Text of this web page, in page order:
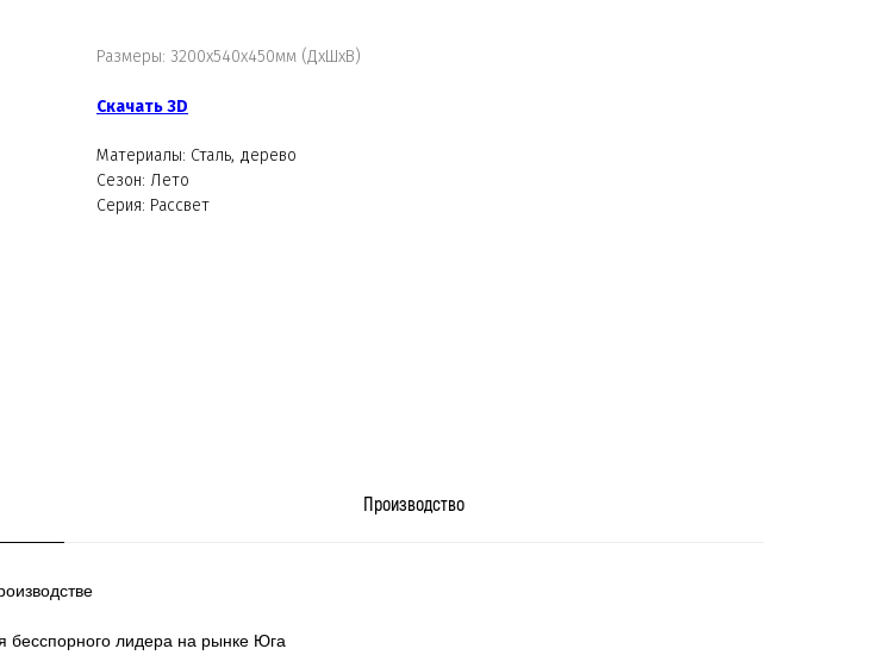
Размеры: 3200х540х450мм (ДхШхВ)
Скачать 3D
Материалы: Сталь, дерево
Сезон: Лето
Серия: Рассвет
Производство
бесспорного лидера на рынке Юга